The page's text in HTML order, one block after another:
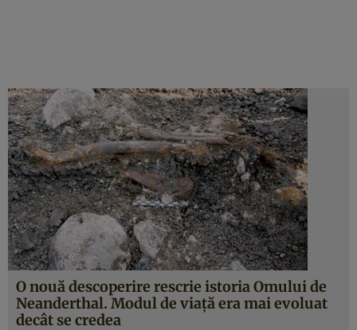
O nouă descoperire rescrie istoria Omului de
Neanderthal. Modul de viaţă era mai evoluat
decât se credea